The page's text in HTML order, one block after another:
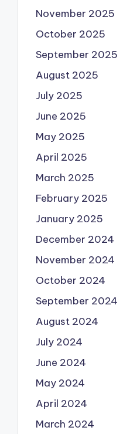
November 2025
October 2025
September 2025
August 2025
July 2025
June 2025
May 2025
April 2025
March 2025
February 2025
January 2025
December 2024
November 2024
October 2024
September 2024
August 2024
July 2024
June 2024
May 2024
April 2024
March 2024